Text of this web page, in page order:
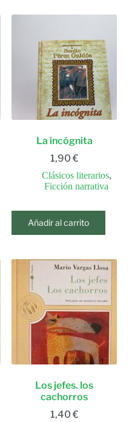
La incógnita
1,90 €
Clásicos literarios,
Ficción narrativa
Añadir al carrito
Los jefes. los
cachorros
1,40 €